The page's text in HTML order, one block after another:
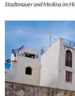
Stadtmauer und Medina im